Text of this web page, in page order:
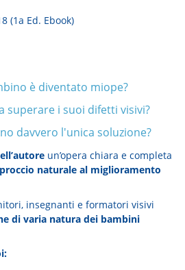
(1a Ed. Ebook)
è diventato miope?
superare i suoi difetti visivi?
davvero l'unica soluzione?
un’opera chiara e completa
naturale al miglioramento
insegnanti e formatori visivi
di varia natura dei bambini